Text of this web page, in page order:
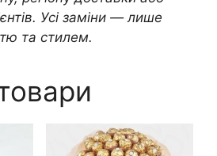
Усі заміни — лише
та стилем.